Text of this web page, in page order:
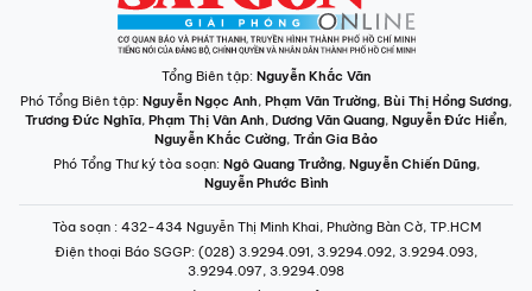
Tổng Biên tập: Nguyễn Khắc Văn
Phó Tổng Biên tập: Nguyễn Ngọc Anh, Phạm Văn Trường, Bùi Thị Hồng Sương,
Trương Đức Nghĩa, Phạm Thị Vân Anh, Dương Văn Quang, Nguyễn Đức Hiển,
Nguyễn Khắc Cường, Trần Gia Bảo
Phó Tổng Thư ký tòa soạn: Ngô Quang Trưởng, Nguyễn Chiến Dũng,
Nguyễn Phước Bình
Tòa soạn : 432-434 Nguyễn Thị Minh Khai, Phường Bàn Cờ, TP.HCM
Điện thoại Báo SGGP: (028) 3.9294.091, 3.9294.092, 3.9294.093,
3.9294.097, 3.9294.098